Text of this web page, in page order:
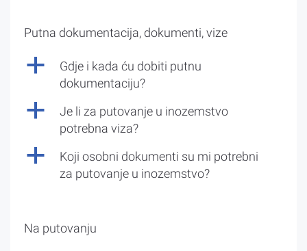
Putna dokumentacija, dokumenti, vize
a
Gdje i kada ću dobiti putnu
dokumentaciju?
a
Je li za putovanje u inozemstvo
potrebna viza?
a
Koji osobni dokumenti su mi potrebni
za putovanje u inozemstvo?
Na putovanju